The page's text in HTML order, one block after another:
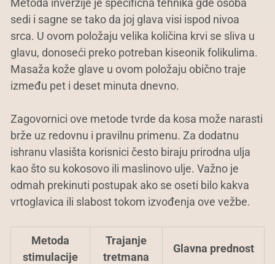
Metoda inverzije je specifična tehnika gde osoba
sedi i sagne se tako da joj glava visi ispod nivoa
srca. U ovom položaju velika količina krvi se sliva u
glavu, donoseći preko potreban kiseonik folikulima.
Masaža kože glave u ovom položaju obično traje
između pet i deset minuta dnevno.
Zagovornici ove metode tvrde da kosa može narasti
brže uz redovnu i pravilnu primenu. Za dodatnu
ishranu vlasišta korisnici često biraju prirodna ulja
kao što su kokosovo ili maslinovo ulje. Važno je
odmah prekinuti postupak ako se oseti bilo kakva
vrtoglavica ili slabost tokom izvođenja ove vežbe.
Metoda
stimulacije
Trajanje
tretmana
Glavna prednost